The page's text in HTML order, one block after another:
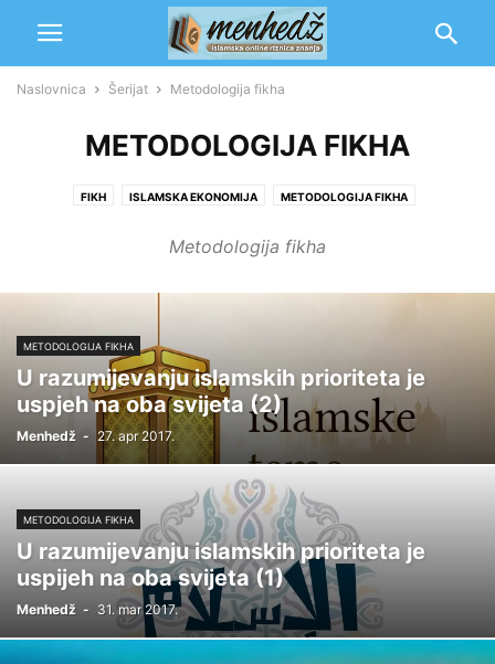
Naslovnica Šerijat Metodologija fikha
METODOLOGIJA FIKHA
FIKH ISLAMSKA EKONOMIJA METODOLOGIJA FIKHA
Metodologija fikha
METODOLOGIJA FIKHA
U razumijevanju islamskih prioriteta je
uspjeh na oba svijeta (2)
Menhedž - 27. apr 2017.
METODOLOGIJA FIKHA
U razumijevanju islamskih prioriteta je
uspijeh na oba svijeta (1)
Menhedž - 31. mar 2017.